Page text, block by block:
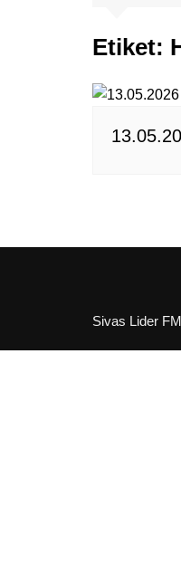
Etiket:
Sivas Lider FM